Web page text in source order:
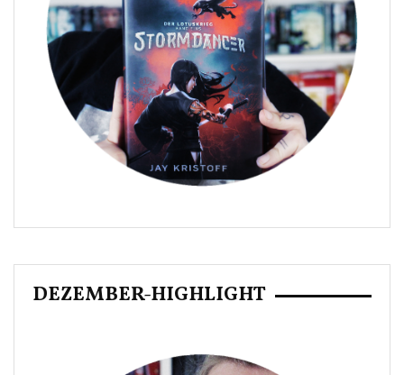
DEZEMBER-HIGHLIGHT